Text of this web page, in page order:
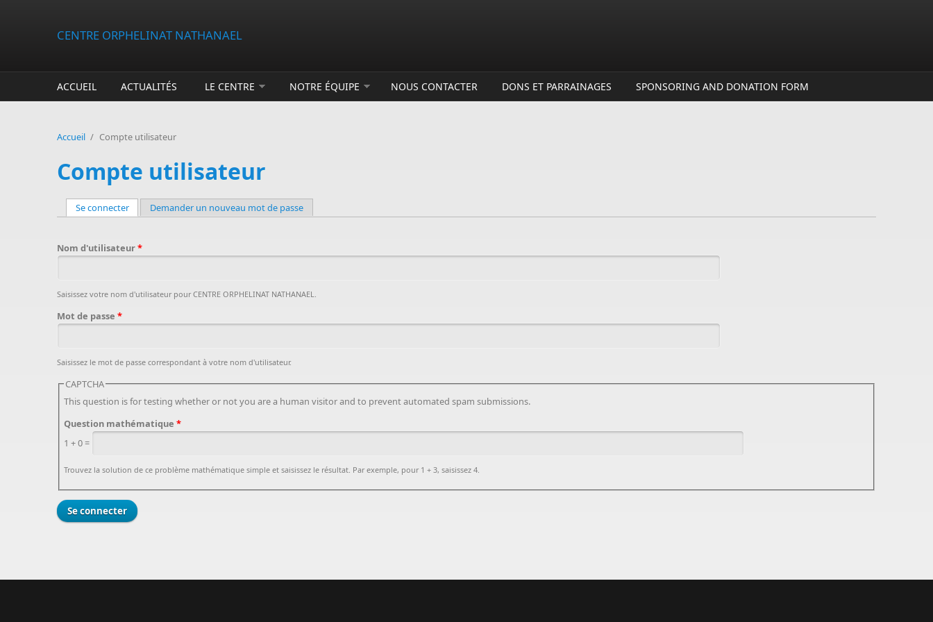
CENTRE ORPHELINAT NATHANAEL
ACCUEIL ACTUALITÉS LE CENTRE NOTRE ÉQUIPE NOUS CONTACTER DONS ET PARRAINAGES SPONSORING AND DONATION FORM
Accueil / Compte utilisateur
Compte utilisateur
Se connecter(onglet actif)
Demander un nouveau mot de passe
Nom d'utilisateur*
Saisissez votre nom d'utilisateur pour CENTRE ORPHELINAT NATHANAEL.
Mot de passe *
Saisissez le mot de passe correspondant à votre nom d'utilisateur.
CAPTCHA
This question is for testing whether or not you are a human visitor and to prevent automated spam submissions.
Question mathématique*
1 + 0 =
Trouvez la solution de ce problème mathématique simple et saisissez le résultat. Par exemple, pour 1 + 3, saisissez 4.